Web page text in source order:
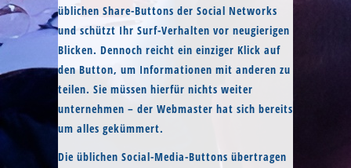
üblichen Share-Buttons der Social Networks
und schützt Ihr Surf-Verhalten vor neugierigen
Blicken. Dennoch reicht ein einziger Klick auf
den Button, um Informationen mit anderen zu
teilen. Sie müssen hierfür nichts weiter
unternehmen – der Webmaster hat sich bereits
um alles gekümmert.
Die üblichen Social-Media-Buttons übertragen